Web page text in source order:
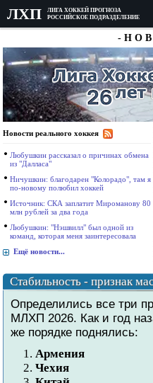
ЛXП
ЛИГА ХОККЕЙ ПРОГНОЗА
РОССИЙСКОЕ ПОДРАЗДЕЛЕНИЕ
- Н О
Новости реального хоккея
Любушкин рассказал о причинах обмена
из "Далласа"
Ничушкин: благодарен "Колорадо", там я
по-новому полюбил хоккей
Источник: СКА заплатит Мироманову 80
млн рублей за два года
Любушкин: "Нэшвилл" был одной из
команд, которая меня заинтересовала
Ещё новости...
Стабильность - признак
Определились все три
МЛХП 2026. Как и год
же порядке поднялись:
Армения
Чехия